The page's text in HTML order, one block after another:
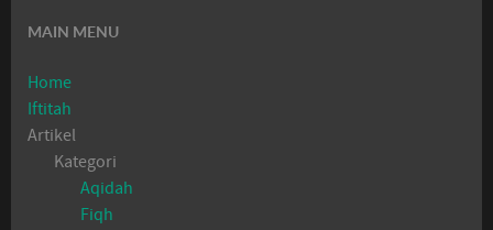
MAIN MENU
Home
Iftitah
Artikel
Kategori
Aqidah
Fiqh